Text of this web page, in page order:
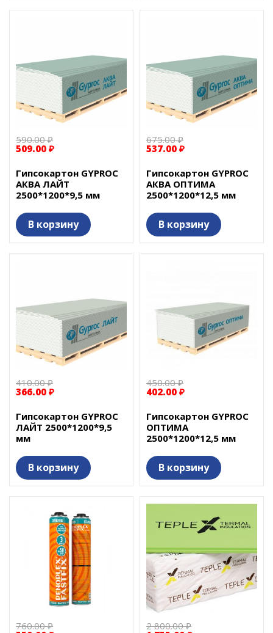
590.00 ₽
509.00 ₽
Гипсокартон GYPROC
АКВА ЛАЙТ
2500*1200*9,5 мм
В корзину
675.00 ₽
537.00 ₽
Гипсокартон GYPROC
АКВА ОПТИМА
2500*1200*12,5 мм
В корзину
410.00 ₽
366.00 ₽
Гипсокартон GYPROC
ЛАЙТ 2500*1200*9,5
мм
В корзину
450.00 ₽
402.00 ₽
Гипсокартон GYPROC
ОПТИМА
2500*1200*12,5 мм
В корзину
760.00 ₽ 2 800.00 ₽